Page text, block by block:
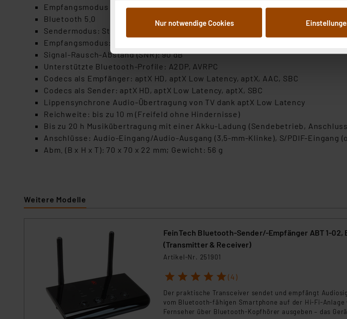
Weiterverarbeitung für die nachfolgend dargestellten bzw. die
Abs.1a DSG-VO) zu. Eine detaillierte Auflistung der einzelnen
ganz oder teilweise zustimmen. Ihre erteilte Zustimmung
anpassen oder widerrufen. Die Rechtmäßigkeit der
Auswertung und Analyse bis zum Zeitpunkt des Widerrufs bleibt
dazu führen, dass die Einstellungen nicht längerfristig
„Einige Drittanbieter verarbeiten personenbezogene Daten in
dieser Drittanbieter umfasst daher ggf. auch die Verarbeitung
Nähere Infos zu diesen Drittanbietern und zu der jeweiligen
Für die USA besteht kein Angemessenheitsbeschluss der EU.
Nur notwendige Cookies
Empfangsmodus verbindet z. B. Smartphone mit Stereoanlage
Bluetooth 5.0
Sendermodus: Stereo 24-bit ADC; bis zu 48 kHz Sampling Frequenz
Empfangsmodus: Stereo 24-bit DAC; bis zu 48 kHz Sampling Frequenz
Signal-Rausch-Abstand (SNR): 90 dB
Unterstützte Bluetooth-Profile: A2DP, AVRPC
Codecs als Empfänger: aptX HD, aptX Low Latency, aptX, AAC, SBC
Codecs als Sender: aptX HD, aptX Low Latency, aptX, SBC
Lippensynchrone Audio-Übertragung von TV dank aptX Low Latency
Reichweite: bis zu 10 m (Freifeld ohne Hindernisse)
Bis zu 20 h Musikübertragung mit einer Akku-Ladung (Sendebetrieb,
Anschlüsse: Audio-Eingang/Audio-Ausgang (3,5-mm-Klinke), S/PDIF-Eingang
Abm. (B x H x T): 70 x 70 x 22 mm; Gewicht: 56 g
Weitere Modelle
FeinTech Bluetooth-Sender/-Empfänger ABT 1-
(Transmitter & Receiver)
Artikel-Nr. 251901
1 2 3 4 5 (4)
Der praktische Transceiver sendet und empfängt
vom Bluetooth-fähigen Smartphone auf der Hi-Fi-Anlage
Fernseher über Bluetooth-Kopfhörer ausgeben – das